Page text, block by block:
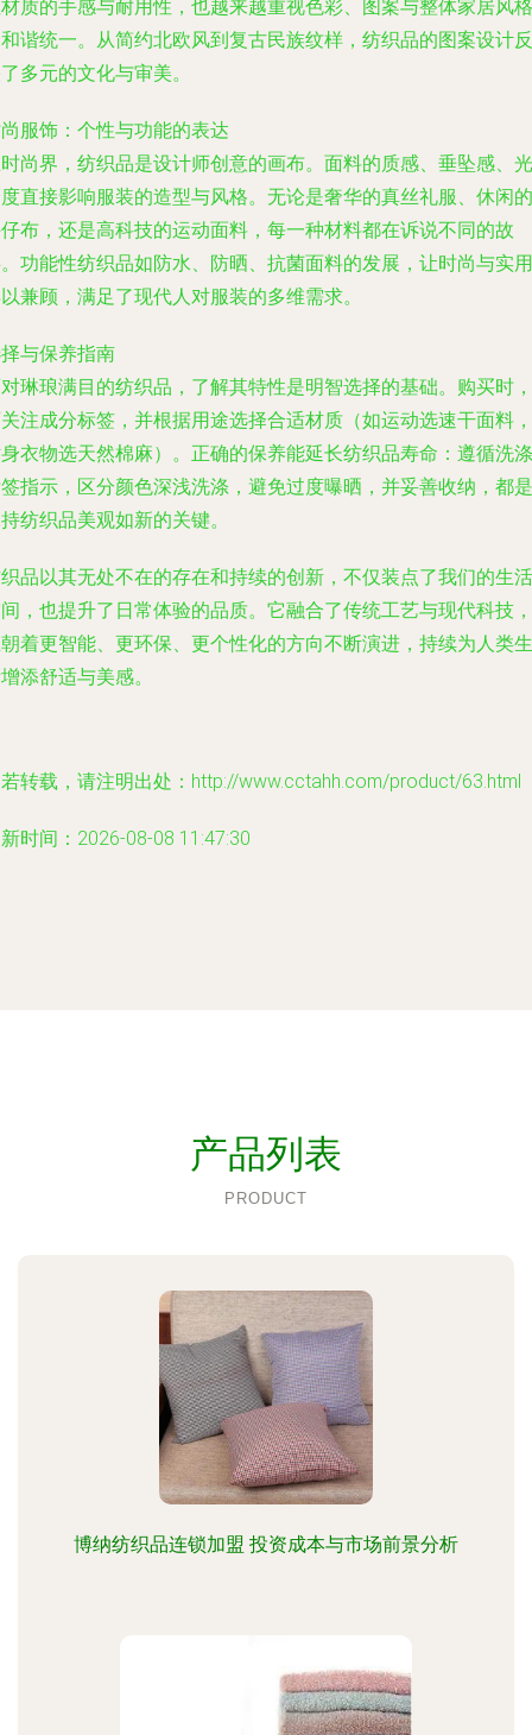
质的手感与耐用性，也越来越重视色彩、图案与整体家居风格
谐统一。从简约北欧风到复古民族纹样，纺织品的图案设计反
多元的文化与审美。
服饰：个性与功能的表达
尚界，纺织品是设计师创意的画布。面料的质感、垂坠感、光
直接影响服装的造型与风格。无论是奢华的真丝礼服、休闲的
布，还是高科技的运动面料，每一种材料都在诉说不同的故
功能性纺织品如防水、防晒、抗菌面料的发展，让时尚与实用
兼顾，满足了现代人对服装的多维需求。
与保养指南
琳琅满目的纺织品，了解其特性是明智选择的基础。购买时，
注成分标签，并根据用途选择合适材质（如运动选速干面料，
衣物选天然棉麻）。正确的保养能延长纺织品寿命：遵循洗涤
指示，区分颜色深浅洗涤，避免过度曝晒，并妥善收纳，都是
纺织品美观如新的关键。
品以其无处不在的存在和持续的创新，不仅装点了我们的生活
，也提升了日常体验的品质。它融合了传统工艺与现代科技，
着更智能、更环保、更个性化的方向不断演进，持续为人类生
添舒适与美感。
转载，请注明出处：http://www.cctahh.com/product/63.html
时间：2026-08-08 11:47:30
产品列表
PRODUCT
博纳纺织品连锁加盟 投资成本与市场前景分析